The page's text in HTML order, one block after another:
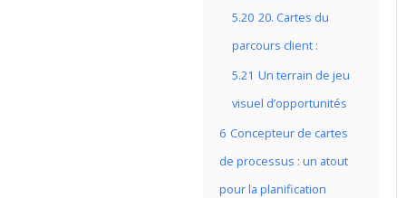
5.20 20. Cartes du
parcours client :
5.21 Un terrain de jeu
visuel d’opportunités
6 Concepteur de cartes
de processus : un atout
pour la planification